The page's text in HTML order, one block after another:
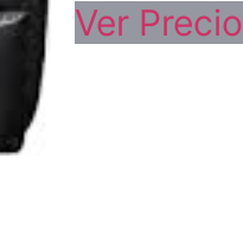
Ver Precio